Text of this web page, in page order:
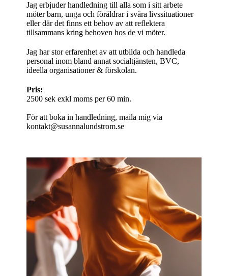
Jag erbjuder handledning till alla som i sitt arbete
möter barn, unga och föräldrar i svåra livssituationer
eller där det finns ett behov av att reflektera
tillsammans kring behoven hos de vi möter.
Jag har stor erfarenhet av att utbilda och handleda
personal inom bland annat socialtjänsten, BVC,
ideella organisationer & förskolan.
Pris:
2500 sek exkl moms per 60 min.
För att boka in handledning, maila mig via
kontakt@susannalundstrom.se